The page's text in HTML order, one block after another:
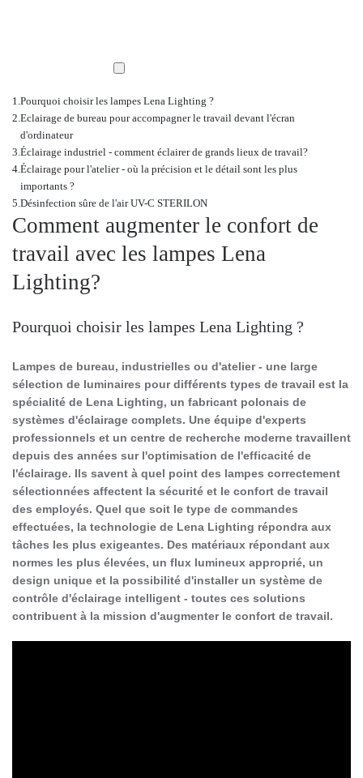
Pourquoi choisir les lampes Lena Lighting ?
Eclairage de bureau pour accompagner le travail devant l'écran
d'ordinateur
Éclairage industriel - comment éclairer de grands lieux de travail?
Éclairage pour l'atelier - où la précision et le détail sont les plus
importants ?
Désinfection sûre de l'air UV-C STERILON
Comment augmenter le confort de
travail avec les lampes Lena
Lighting?
Pourquoi choisir les lampes Lena Lighting ?
Lampes de bureau, industrielles ou d'atelier - une large
sélection de luminaires pour différents types de travail est la
spécialité de Lena Lighting, un fabricant polonais de
systèmes d'éclairage complets. Une équipe d'experts
professionnels et un centre de recherche moderne travaillent
depuis des années sur l'optimisation de l'efficacité de
l'éclairage. Ils savent à quel point des lampes correctement
sélectionnées affectent la sécurité et le confort de travail
des employés. Quel que soit le type de commandes
effectuées, la technologie de Lena Lighting répondra aux
tâches les plus exigeantes. Des matériaux répondant aux
normes les plus élevées, un flux lumineux approprié, un
design unique et la possibilité d'installer un système de
contrôle d'éclairage intelligent - toutes ces solutions
contribuent à la mission d'augmenter le confort de travail.